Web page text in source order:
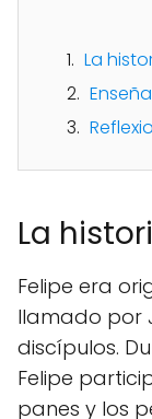
La
La
Felipe era
llamado por
discípulos.
Felipe
panes y los